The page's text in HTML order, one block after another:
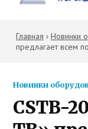
Главная › Новинки
предлагает всем
Новинки
CSTB-